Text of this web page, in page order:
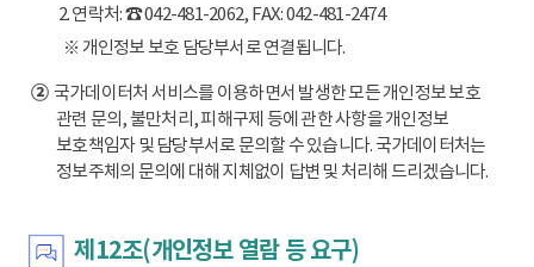
2. 연락처: ☎ 042-481-2062, FAX: 042-481-2474
※ 개인정보 보호 담당부서로 연결됩니다.
②국가데이터처 서비스를 이용하면서 발생한 모든 개인정보 보호
관련 문의, 불만처리, 피해구제 등에 관한 사항을 개인정보
보호책임자 및 담당부서로 문의할 수 있습니다. 국가데이터처는
정보주체의 문의에 대해 지체없이 답변 및 처리해 드리겠습니다.
제12조(개인정보 열람 등 요구)